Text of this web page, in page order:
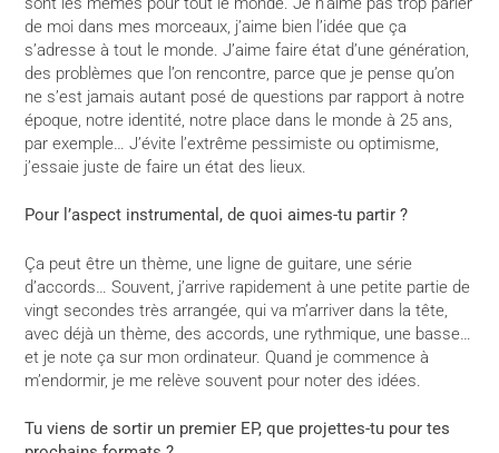
de moi dans mes morceaux, j’aime bien l’idée que ça
s’adresse à tout le monde. J’aime faire état d’une génération,
des problèmes que l’on rencontre, parce que je pense qu’on
ne s’est jamais autant posé de questions par rapport à notre
époque, notre identité, notre place dans le monde à 25 ans,
par exemple… J’évite l’extrême pessimiste ou optimisme,
j’essaie juste de faire un état des lieux.
Pour l’aspect instrumental, de quoi aimes-tu partir ?
Ça peut être un thème, une ligne de guitare, une série
d’accords… Souvent, j’arrive rapidement à une petite partie de
vingt secondes très arrangée, qui va m’arriver dans la tête,
avec déjà un thème, des accords, une rythmique, une basse…
et je note ça sur mon ordinateur. Quand je commence à
m’endormir, je me relève souvent pour noter des idées.
Tu viens de sortir un premier EP, que projettes-tu pour tes